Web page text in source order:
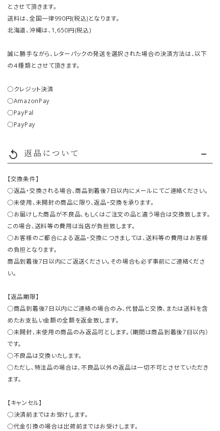
とさせて頂きます。
送料は、全国一律990円(税込)となります。
北海道、沖縄は、1,650円(税込)
誠に勝手ながら、レターパックの発送を選択された場合の決済方法は、以下
の４種類とさせて頂きます。
○クレジット決済
○AmazonPay
○PayPal
○PayPay
replay 返品について
【交換条件】
○返品・交換される場合、商品到着後7日以内にメールにてご連絡ください。
○未使用、未開封の商品に限り、返品・交換を承ります。
○お届けした商品が不良品、もしくはご注文の品と違う場合は交換致します。
この場合、送料等の費用は当店が負担致します。
○お客様のご都合による返品・交換につきましては、送料等の費用はお客様
の負担となります。
商品到着後7日以内にご返送ください。その場合も必ず事前にご連絡くださ
い。
【返品期限】
○商品到着後7日以内にご連絡の場合のみ、代替品と交換、または送料を含
めたお支払い金額の全額を返金致します。
○未開封、未使用の商品のみ返品可とします。（期間は商品到着後7日以内）
です。
○不良品は交換いたします。
○ただし、特注品の場合は、不良品以外の返品は一切不可とさせていただき
ます。
【キャンセル】
○決済前まではお受けします。
○代金引換の場合は出荷前まではお受けします。